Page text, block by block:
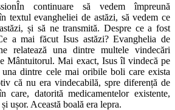
În continuare să vedem împreună
textul evangheliei de astăzi, să vedem ce
și să ne transmită. Despre ce a fost
a mai făcut Isus astăzi? Evanghelia de
relatează una dintre multele vindecări
Mântuitorul. Mai exact, Isus îl vindecă pe
dintre cele mai oribile boli care exista
că nu era vindecabilă, spre diferență de
care, datorită medicamentelor existente,
ușor. Această boală era lepra.